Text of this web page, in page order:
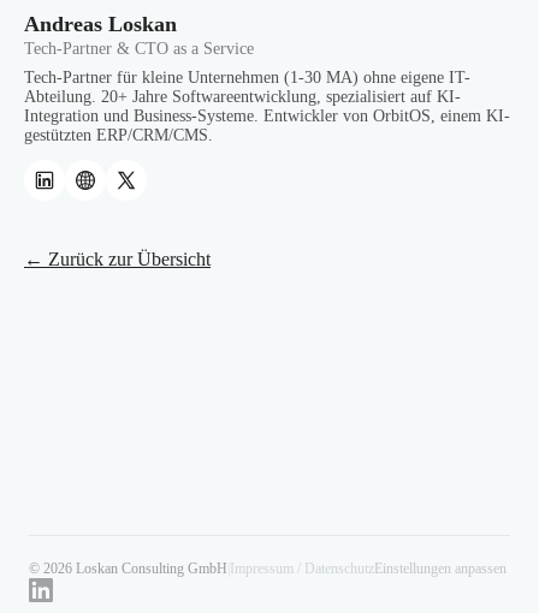
Andreas Loskan
Tech-Partner & CTO as a Service
Tech-Partner für kleine Unternehmen (1-30 MA) ohne eigene IT-
Abteilung. 20+ Jahre Softwareentwicklung, spezialisiert auf KI-
Integration und Business-Systeme. Entwickler von OrbitOS, einem KI-
gestützten ERP/CRM/CMS.
← Zurück zur Übersicht
© 2026 Loskan Consulting GmbH Impressum / Datenschutz Einstellungen anpassen